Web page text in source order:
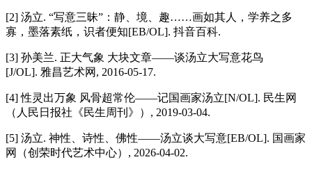
[2] 汤立. “写意三昧”：静、境、趣……画如其人，学养之多
寡，墨落素纸，识者便知[EB/OL]. 抖音百科.
[3] 孙美兰. 正大气象 大块文章——谈汤立大写意花鸟
[J/OL]. 雅昌艺术网, 2016-05-17.
[4] 性灵出万象 风骨超常伦——记国画家汤立[N/OL]. 民生网
（人民日报社《民生周刊》）, 2019-03-04.
[5] 汤立. 神性、诗性、佛性——汤立谈大写意[EB/OL]. 国画家
网（创荣时代艺术中心）, 2026-04-02.